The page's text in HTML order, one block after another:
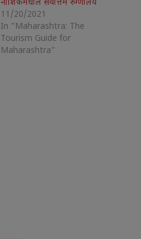
नाशिकमधील सर्वोत्तम रुग्णालये
11/20/2021
In "Maharashtra: The
Tourism Guide for
Maharashtra"